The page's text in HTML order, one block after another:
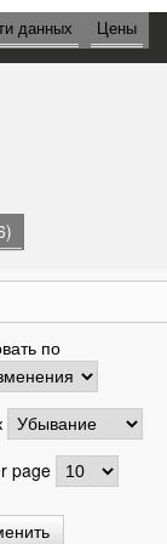
данных Цены
по
page